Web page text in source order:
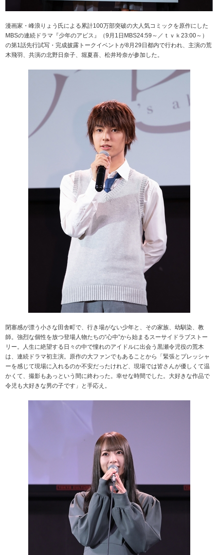
漫画家・峰浪りょう氏による累計100万部突破の大人気コミックを原作にした
MBSの連続ドラマ『少年のアビス』（9月1日MBS24:59～／ｔｖｋ23:00～）
の第1話先行試写・完成披露トークイベントが8月29日都内で行われ、主演の荒
木飛羽、共演の北野日奈子、堀夏喜、松井玲奈が参加した。
閉塞感が漂う小さな田舎町で、行き場がない少年と、その家族、幼馴染、教
師。強烈な個性を放つ登場人物たちの“心中”から始まるスーサイドラブストー
リー。人生に絶望する日々の中で憧れのアイドルに出会う黒瀬令児役の荒木
は、連続ドラマ初主演。原作の大ファンでもあることから「緊張とプレッシャ
ーを感じて現場に入れるのか不安だったけれど、現場では皆さんが優しくて温
かくて、撮影もあっという間に終わった。幸せな時間でした。大好きな作品で
令児も大好きな男の子です」と手応え。